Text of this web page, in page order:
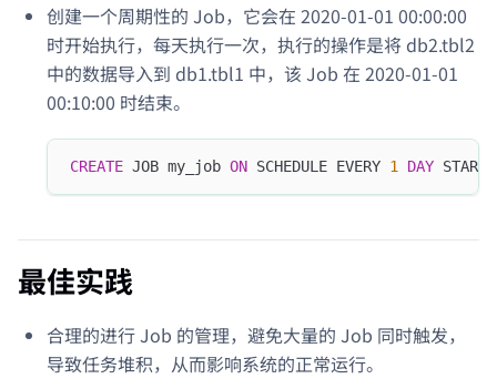
创建一个周期性的 Job，它会在 2020-01-01 00:00:00
时开始执行，每天执行一次，执行的操作是将 db2.tbl2
中的数据导入到 db1.tbl1 中，该 Job 在 2020-01-01
00:10:00 时结束。
CREATE JOB my_job ON SCHEDULE EVERY 1 DAY
最佳实践
合理的进行 Job 的管理，避免大量的 Job 同时触发，
导致任务堆积，从而影响系统的正常运行。